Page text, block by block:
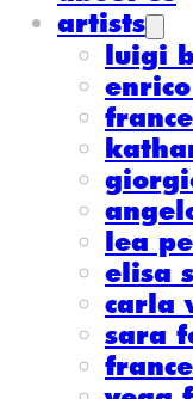
artists
luigi
lea
elisa
carla
sara